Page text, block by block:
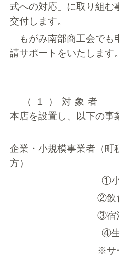
式への対応」に取り組む
交付します。
もがみ南部商工会でも
請サポートをいたします。
（１）対象者
本店を設置し、以下の事
企業・小規模事業者（町
方）
①小
②飲食
③宿泊
④生
※サービス業